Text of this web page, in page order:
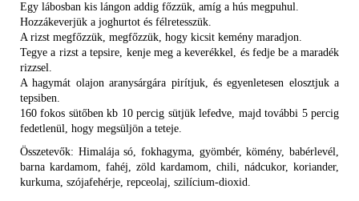
Egy lábosban kis lángon addig főzzük, amíg a hús megpuhul.
Hozzákeverjük a joghurtot és félretesszük.
A rizst megfőzzük, megfőzzük, hogy kicsit kemény maradjon.
Tegye a rizst a tepsire, kenje meg a keverékkel, és fedje be a maradék
rizzsel.
A hagymát olajon aranysárgára pirítjuk, és egyenletesen elosztjuk a
tepsiben.
160 fokos sütőben kb 10 percig sütjük lefedve, majd további 5 percig
fedetlenül, hogy megsüljön a teteje.
Összetevők: Himalája só, fokhagyma, gyömbér, kömény, babérlevél,
barna kardamom, fahéj, zöld kardamom, chili, nádcukor, koriander,
kurkuma, szójafehérje, repceolaj, szilícium-dioxid.